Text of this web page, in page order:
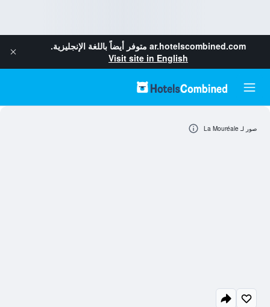
ar.hotelscombined.com متوفر أيضاً باللغة الإنجليزية.
Visit site in English
صور لـ La Mouréale